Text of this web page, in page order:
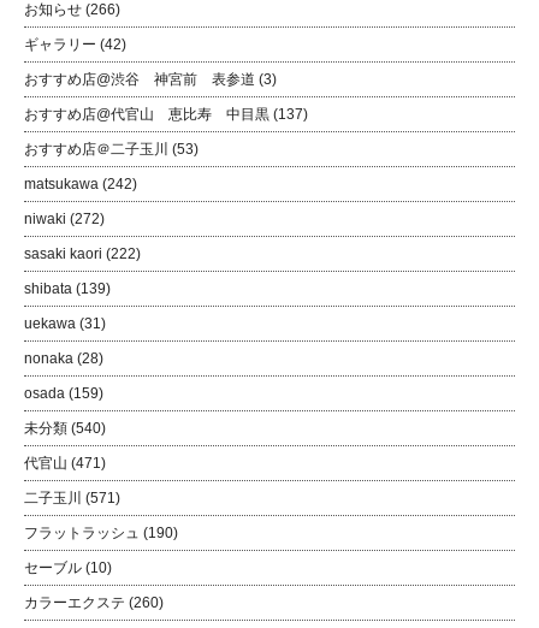
お知らせ (266)
ギャラリー (42)
おすすめ店@渋谷 神宮前 表参道 (3)
おすすめ店@代官山 恵比寿 中目黒 (137)
おすすめ店＠二子玉川 (53)
matsukawa (242)
niwaki (272)
sasaki kaori (222)
shibata (139)
uekawa (31)
nonaka (28)
osada (159)
未分類 (540)
代官山 (471)
二子玉川 (571)
フラットラッシュ (190)
セーブル (10)
カラーエクステ (260)